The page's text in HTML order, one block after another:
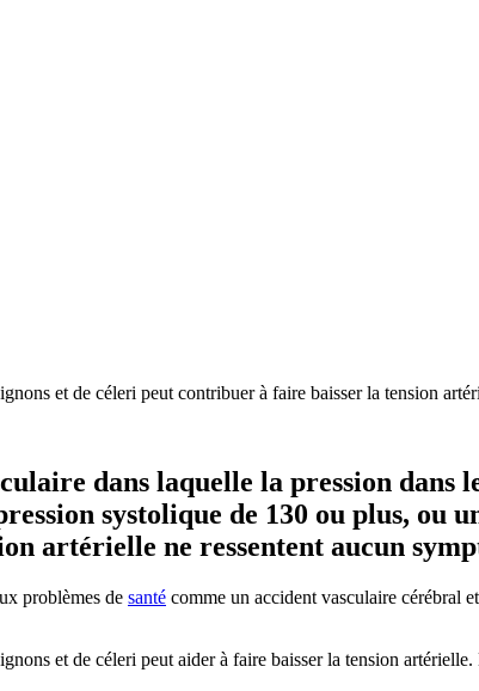
et de céleri peut contribuer à faire baisser la tension
dans laquelle la pression dans
systolique de 130 ou plus, ou
artérielle ne ressentent aucun
problèmes de santé comme un accident vasculaire cérébral
et de céleri peut aider à faire baisser la tension